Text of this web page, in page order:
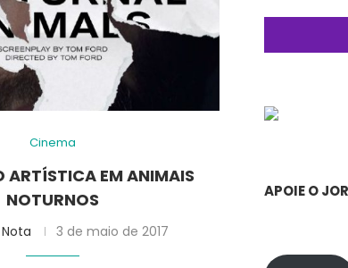
Cinema
ARTÍSTICA EM ANIMAIS
NOTURNOS
3 de maio de 2017
APOIE O